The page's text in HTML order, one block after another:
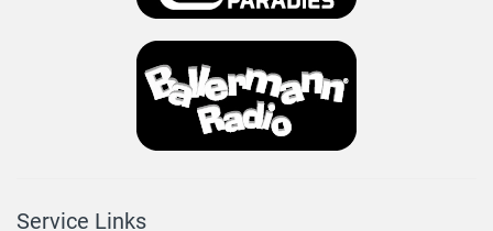
Service Links